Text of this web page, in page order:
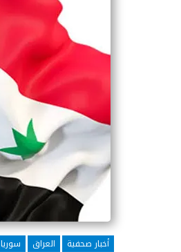
أخبار صحفية العراق
سوريا